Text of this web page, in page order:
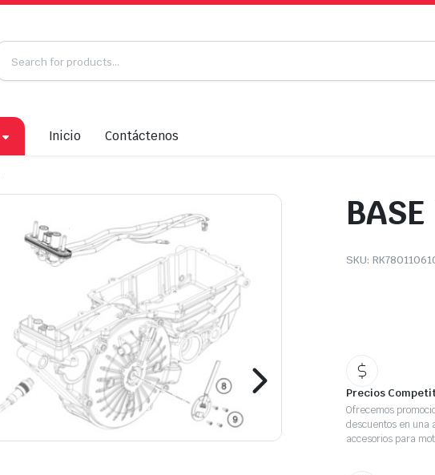
Inicio Contáctenos
SKU:
Precios
Ofrecemos
descuentos en una
accesorios para